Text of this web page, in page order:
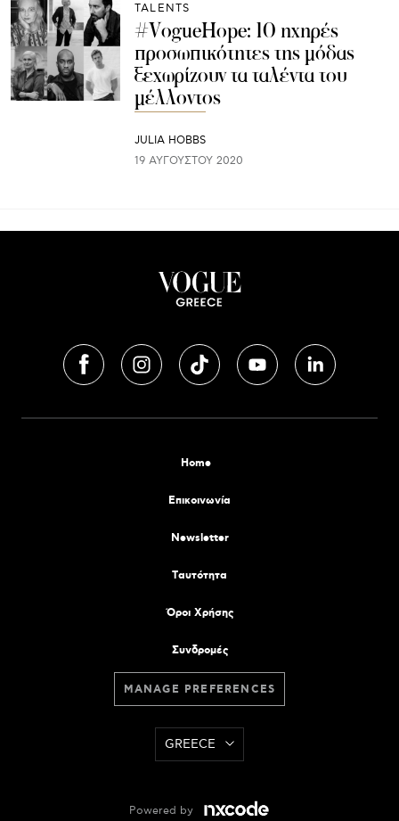
TALENTS
#VogueHope: 10 ηχηρές
προσωπικότητες της μόδας
ξεχωρίζουν τα ταλέντα του
μέλλοντος
JULIA HOBBS
19 ΑΥΓΟΎΣΤΟΥ 2020
Home
Επικοινωνία
Newsletter
Tαυτότητα
Όροι Χρήσης
Συνδρομές
MANAGE PREFERENCES
GREECE
Powered by